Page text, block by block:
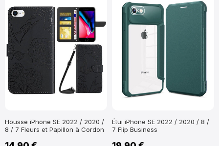
Housse iPhone SE 2022 / 2020 /
8 / 7 Fleurs et Papillon à Cordon
Étui iPhone SE 2022 / 2020 / 8 /
7 Flip Business